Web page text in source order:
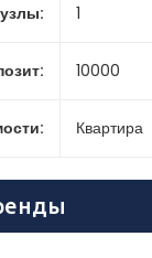
: 1
: 10000
: Квартира